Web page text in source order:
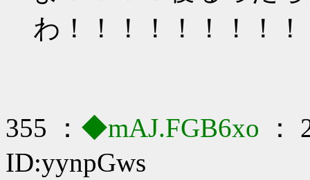
わ！！！！！！！！
355 ： ◆mAJ.FGB6xo ：
ID:yynpGws